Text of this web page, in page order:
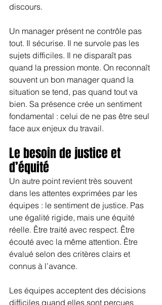
discours.
Un manager présent ne contrôle pas
tout. Il sécurise. Il ne survole pas les
sujets difficiles. Il ne disparaît pas
quand la pression monte. On reconnaît
souvent un bon manager quand la
situation se tend, pas quand tout va
bien. Sa présence crée un sentiment
fondamental : celui de ne pas être seul
face aux enjeux du travail.
Le besoin de justice et
d’équité
Un autre point revient très souvent
dans les attentes exprimées par les
équipes : le sentiment de justice. Pas
une égalité rigide, mais une équité
réelle. Être traité avec respect. Être
écouté avec la même attention. Être
évalué selon des critères clairs et
connus à l’avance.
Les équipes acceptent des décisions
difficiles quand elles sont perçues